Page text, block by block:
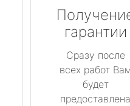
гарантии
Сразу после
всех работ
будет
предоставлена